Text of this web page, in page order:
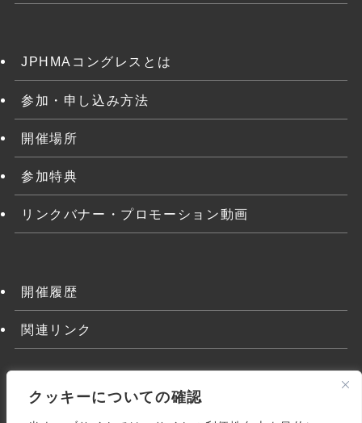
クッキーについての確認
JPHMAコングレスとは
参加・申し込み方法
開催場所
参加特典
リンクバナー・プロモーション動画
開催履歴
関連リンク